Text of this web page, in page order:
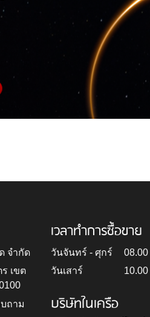
จำกัด
เขต
ถาม
เวลาทำการซื้อขาย
วันจันทร์ - ศุกร์
วันเสาร์
บริษัทในเครือ